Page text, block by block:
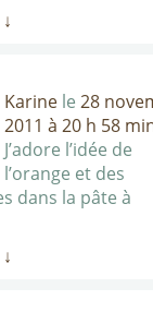
↓
Karine le 28
2011 à 20 h 58
J’adore l’idée de
l’orange et des
dans la pâte à
↓